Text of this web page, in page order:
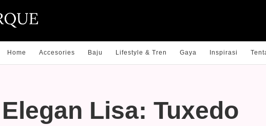
Home Accesories Baju Lifestyle & Tren Gaya Inspirasi
Lisa: Tuxedo